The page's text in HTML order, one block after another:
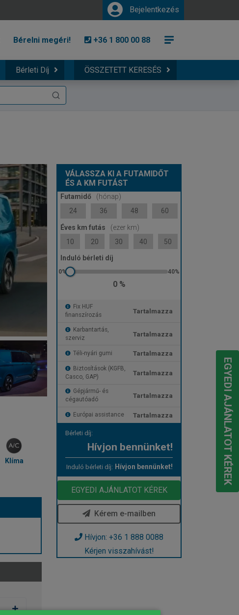
Bejelentkezés
Bérelni megéri! +36 1 800 00 88
Bérleti Díj ÖSSZETETT KERESÉS
Klíma
VÁLASSZA KI A FUTAMIDŐT
ÉS A KM FUTÁST
Futamidő
(hónap)
24
36 48 60
Éves km futás
(ezer km)
10
20 30 40 50
Induló bérleti díj
0 %
Fix HUF
finanszírozás
Tartalmazza
Karbantartás,
szerviz
Tartalmazza
Téli-nyári gumi Tartalmazza
Biztosítások (KGFB,
Casco, GAP)
Tartalmazza
Gépjármű- és
cégautóadó
Tartalmazza
Európai assistance Tartalmazza
Bérleti díj:
Hívjon bennünket!
Induló bérleti díj: Hívjon bennünket!
EGYEDI AJÁNLATOT KÉREK
Kérem e-mailben
Hívjon: +36 1 888 0088
Kérjen visszahívást!
EGYEDI AJÁNLATOT KÉREK